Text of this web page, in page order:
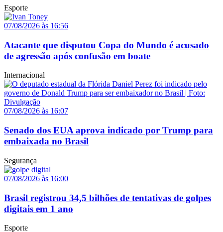
Esporte
07/08/2026 às 16:56
Atacante que disputou Copa do Mundo é acusado
de agressão após confusão em boate
Internacional
07/08/2026 às 16:07
Senado dos EUA aprova indicado por Trump para
embaixada no Brasil
Segurança
07/08/2026 às 16:00
Brasil registrou 34,5 bilhões de tentativas de golpes
digitais em 1 ano
Esporte